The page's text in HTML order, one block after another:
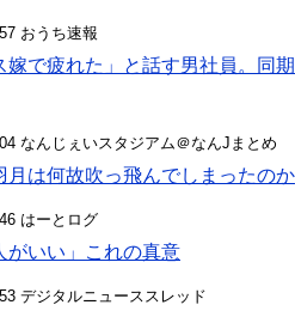
おうち速報
嫁で疲れた」と話す男社員。同
なんじぇいスタジアム＠なんJまとめ
月は何故吹っ飛んでしまったのか
はーとログ
がいい」これの真意
デジタルニューススレッド